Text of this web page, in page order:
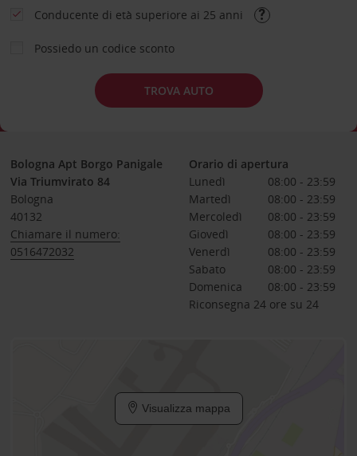
Conducente di età superiore ai 25 anni
Possiedo un codice sconto
TROVA AUTO
Bologna Apt Borgo Panigale
Via Triumvirato 84
Bologna
40132
Chiamare il numero:
0516472032
Orario di apertura
Lunedì
08:00 - 23:59
Martedì
08:00 - 23:59
Mercoledì
08:00 - 23:59
Giovedì
08:00 - 23:59
Venerdì
08:00 - 23:59
Sabato
08:00 - 23:59
Domenica
08:00 - 23:59
Riconsegna 24 ore su 24
Visualizza mappa